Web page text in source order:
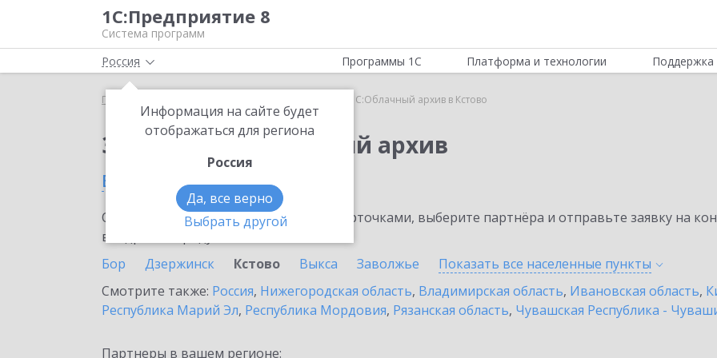
1С:Предприятие 8
Система программ
Россия
Информация на сайте будет
отображаться для региона
Россия
Да, все верно
Выбрать другой
Программы 1С Платформа и технологии Поддержка
Главная 1С:Облачный архив в Кстово
Заказать 1С:Облачный архив
в Кстово
Ознакомьтесь с информационными карточками, выберите партнёра и отправьте заявку на
внедрение продукта.
Бор
Дзержинск Кстово Выкса Заволжье Показать все населенные пункты
Смотрите также: Россия, Нижегородская область, Владимирская область, Ивановская область,
Республика Марий Эл, Республика Мордовия, Рязанская область, Чувашская Республика -
Партнеры в вашем регионе: